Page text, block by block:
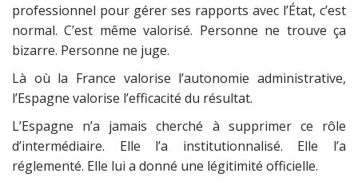
professionnel pour gérer ses rapports avec l’État, c’est
normal. C’est même valorisé. Personne ne trouve ça
bizarre. Personne ne juge.
Là où la France valorise l’autonomie administrative,
l’Espagne valorise l’efficacité du résultat.
L’Espagne n’a jamais cherché à supprimer ce rôle
d’intermédiaire. Elle l’a institutionnalisé. Elle l’a
réglementé. Elle lui a donné une légitimité officielle.